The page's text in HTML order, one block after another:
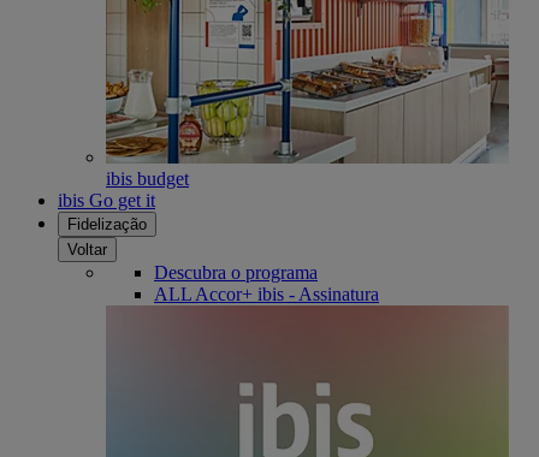
ibis budget
ibis Go get it
Fidelização
Voltar
Descubra o programa
ALL Accor+ ibis - Assinatura